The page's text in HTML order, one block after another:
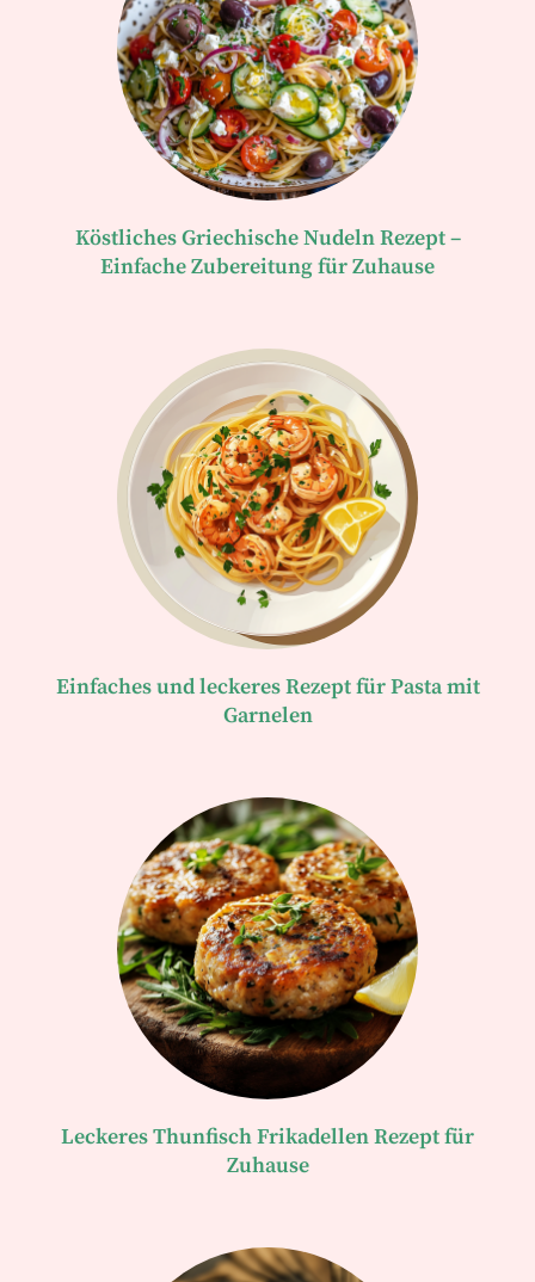
Köstliches Griechische Nudeln Rezept –
Einfache Zubereitung für Zuhause
Einfaches und leckeres Rezept für Pasta mit
Garnelen
Leckeres Thunfisch Frikadellen Rezept für
Zuhause